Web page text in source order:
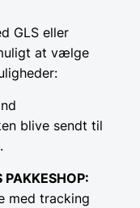
GLS eller
at vælge
blive sendt til
med tracking